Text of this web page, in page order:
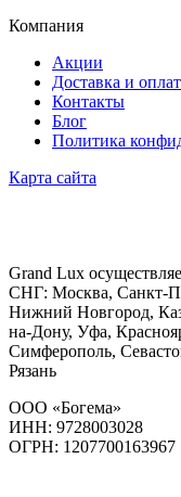
Компания
Акции
Доставка и
Контакты
Блог
Политика
Карта сайта
Grand Lux
СНГ: Москва, Санкт-
Нижний Новгород,
на-Дону, Уфа,
Симферополь,
Рязань
ООО «Богема»
ИНН: 9728003028
ОГРН: 1207700163967